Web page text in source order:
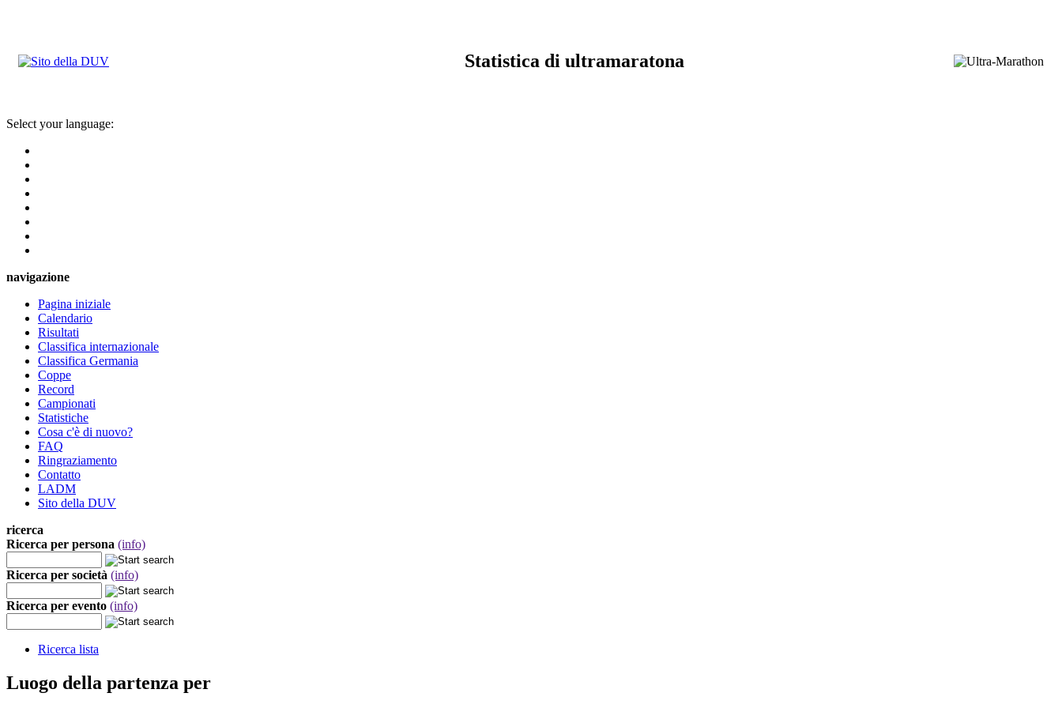
Statistica di ultramaratona
Select your language:
navigazione
Pagina iniziale
Calendario
Risultati
Classifica internazionale
Classifica Germania
Coppe
Record
Campionati
Statistiche
Cosa c'è di nuovo?
FAQ
Ringraziamento
Contatto
LADM
Sito della DUV
ricerca
Ricerca per persona (info)
Ricerca per società (info)
Ricerca per evento (info)
Ricerca lista
Luogo della partenza per